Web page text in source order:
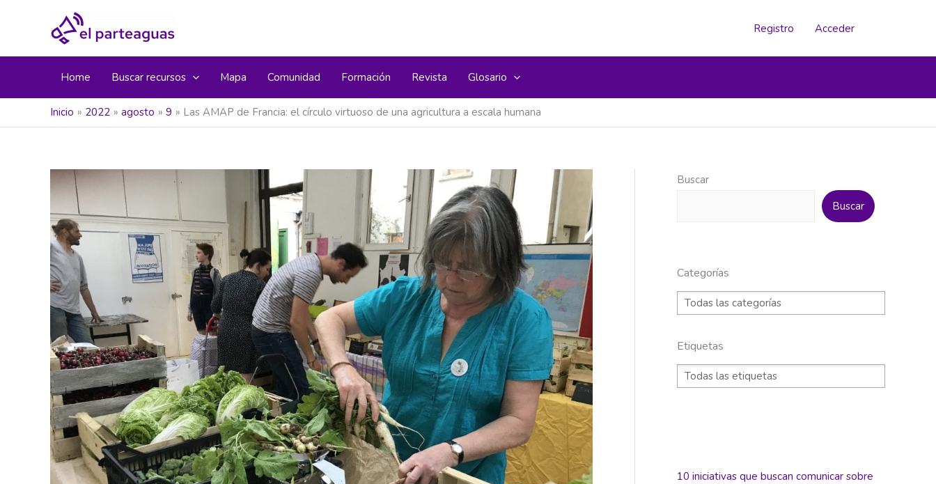
Registro Acceder
Home Buscar recursos Mapa Comunidad Formación Revista Glosario
Inicio 2022 agosto 9 Las AMAP de Francia: el círculo virtuoso de una agricultura a escala humana
Buscar
Buscar
Categorías
Etiquetas
10 iniciativas que buscan comunicar sobre